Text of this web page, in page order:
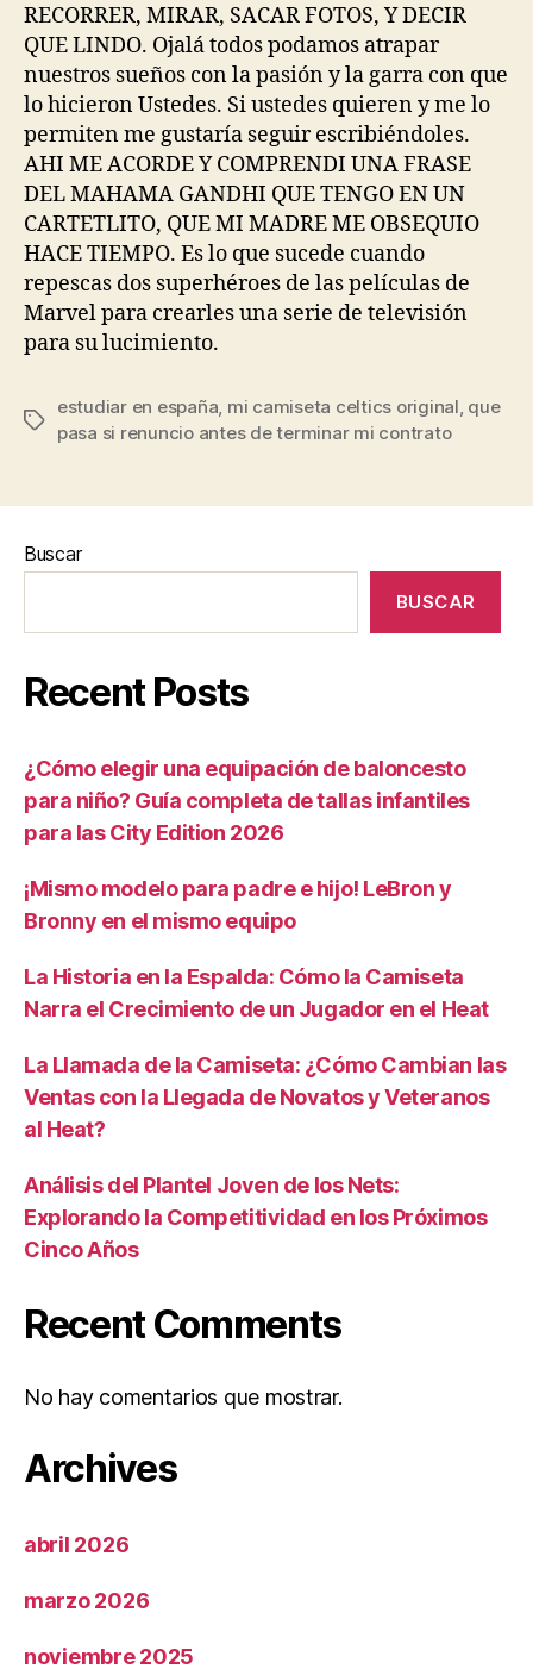
RECORRER, MIRAR, SACAR FOTOS, Y DECIR
QUE LINDO. Ojalá todos podamos atrapar
nuestros sueños con la pasión y la garra con que
lo hicieron Ustedes. Si ustedes quieren y me lo
permiten me gustaría seguir escribiéndoles.
AHI ME ACORDE Y COMPRENDI UNA FRASE
DEL MAHAMA GANDHI QUE TENGO EN UN
CARTETLITO, QUE MI MADRE ME OBSEQUIO
HACE TIEMPO. Es lo que sucede cuando
repescas dos superhéroes de las películas de
Marvel para crearles una serie de televisión
para su lucimiento.
Etiquetas
estudiar en españa mi camiseta celtics original que
pasa si renuncio antes de terminar mi contrato
Buscar
BUSCAR
Recent Posts
¿Cómo elegir una equipación de baloncesto
para niño? Guía completa de tallas infantiles
para las City Edition 2026
¡Mismo modelo para padre e hijo! LeBron y
Bronny en el mismo equipo
La Historia en la Espalda: Cómo la Camiseta
Narra el Crecimiento de un Jugador en el Heat
La Llamada de la Camiseta: ¿Cómo Cambian las
Ventas con la Llegada de Novatos y Veteranos
al Heat?
Análisis del Plantel Joven de los Nets:
Explorando la Competitividad en los Próximos
Cinco Años
Recent Comments
No hay comentarios que mostrar.
Archives
abril 2026
marzo 2026
noviembre 2025